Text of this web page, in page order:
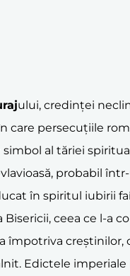
ului, credinței
care persecuțiile
simbol al tăriei
probabil
în spiritul iubirii
ceea ce l-a
împotriva
Edictele